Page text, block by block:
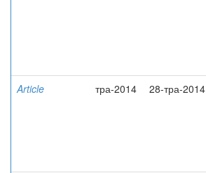
Article тра-2014 28-тра-2014